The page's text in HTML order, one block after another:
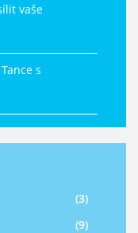
vaše
s
(3)
(9)